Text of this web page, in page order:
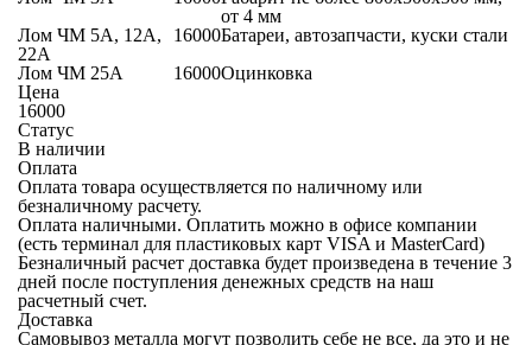
от 4 мм
Лом ЧМ 5А, 12А,
22А
16000Батареи, автозапчасти, куски стали
Лом ЧМ 25А
16000Оцинковка
Цена
16000
Статус
В наличии
Оплата
Оплата товара осуществляется по наличному или
безналичному расчету.
Оплата наличными. Оплатить можно в офисе компании
(есть терминал для пластиковых карт VISA и MasterCard)
Безналичный расчет доставка будет произведена в течение 3
дней после поступления денежных средств на наш
расчетный счет.
Доставка
Самовывоз металла могут позволить себе не все, да это и не